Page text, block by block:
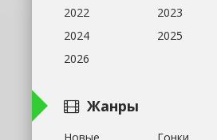
2022
2023
2024
2025
2026
Жанры